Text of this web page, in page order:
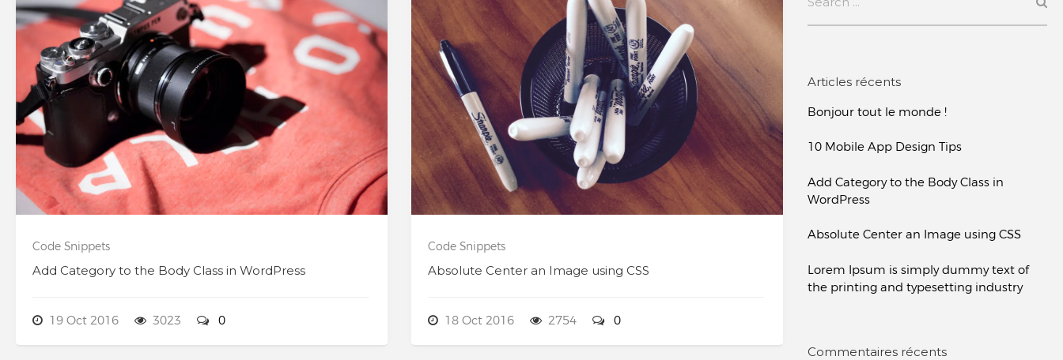
Code Snippets
Add Category to the Body Class in WordPress
19 Oct 2016 3023 0
Code Snippets
Absolute Center an Image using CSS
18 Oct 2016 2754 0
Articles récents
Bonjour tout le monde !
10 Mobile App Design Tips
Add Category to the Body Class in
WordPress
Absolute Center an Image using CSS
Lorem Ipsum is simply dummy text of
the printing and typesetting industry
Commentaires récents